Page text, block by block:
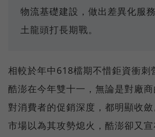
物流基礎建設，做出差異化服
土龍頭打長期戰。
相較於年中618檔期不惜鉅資衝刺
酷澎在今年雙十一，無論是對廠
對消費者的促銷深度，都明顯收
市場以為其攻勢熄火，酷澎卻又